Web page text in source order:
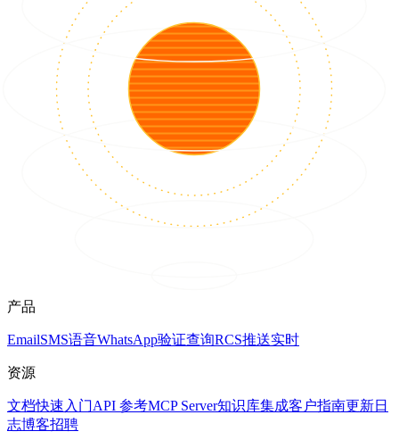
产品
EmailSMS语音WhatsApp验证查询RCS推送实时
资源
文档快速入门API 参考MCP Server知识库集成客户指南更新日
志博客招聘